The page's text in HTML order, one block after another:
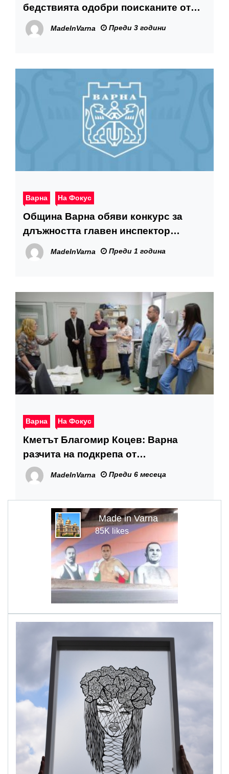
бедствията одобри поисканите от
Варна 1,3 млн. лв.
MadeInVarna Преди 3 години
Варна На Фокус
Община Варна обяви конкурс за
длъжността главен инспектор
„Контрол и санкции“
MadeInVarna Преди 1 година
Варна На Фокус
Кметът Благомир Коцев: Варна
разчита на подкрепа от
Министерство на здравеопазването,
за да оздравим съвместно МБАЛ
MadeInVarna Преди 6 месеца
Made in Varna
85K likes